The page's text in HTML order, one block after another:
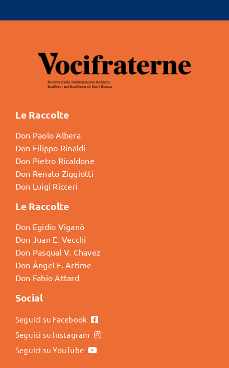
Le Raccolte
Don Paolo Albera
Don Filippo Rinaldi
Don Pietro Ricaldone
Don Renato Ziggiotti
Don Luigi Ricceri
Le Raccolte
Don Egidio Viganò
Don Juan E. Vecchi
Don Pasqual V. Chavez
Don Ángel F. Artime
Don Fabio Attard
Social
Seguici su Facebook
Seguici su Instagram
Seguici su YouTube